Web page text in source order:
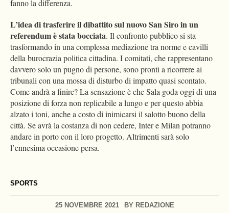
SPORTS
25 NOVEMBRE 2021 BY REDAZIONE
fanno la differenza.
L’idea di trasferire il dibattito sul nuovo San Siro in un
referendum è stata bocciata. Il confronto pubblico si sta
trasformando in una complessa mediazione tra norme e cavilli
della burocrazia politica cittadina. I comitati, che rappresentano
davvero solo un pugno di persone, sono pronti a ricorrere ai
tribunali con una mossa di disturbo di impatto quasi scontato.
Come andrà a finire? La sensazione è che Sala goda oggi di una
posizione di forza non replicabile a lungo e per questo abbia
alzato i toni, anche a costo di inimicarsi il salotto buono della
città. Se avrà la costanza di non cedere, Inter e Milan potranno
andare in porto con il loro progetto. Altrimenti sarà solo
l’ennesima occasione persa.